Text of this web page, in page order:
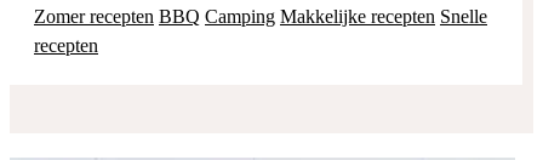
Zomer recepten BBQ Camping Makkelijke recepten Snelle
recepten